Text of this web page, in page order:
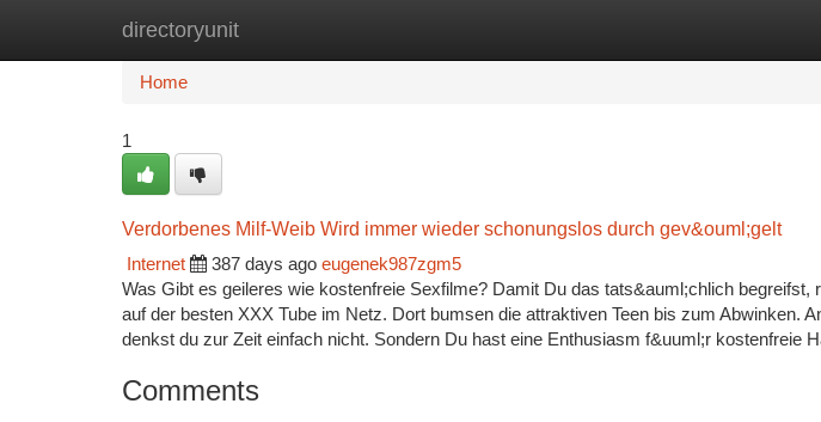
directoryunit
Home
Home
1
Verdorbenes Milf-Weib Wird immer wieder schonungslos durch gev&ouml;gelt
Internet
387 days ago eugenek987zgm5
Was Gibt es geileres wie kostenfreie Sexfilme? Damit Du das tats&auml;chlich
auf der besten XXX Tube im Netz. Dort bumsen die attraktiven Teen bis zum Abwinken.
denkst du zur Zeit einfach nicht. Sondern Du hast eine Enthusiasm f&uuml;r kostenfreie
Comments